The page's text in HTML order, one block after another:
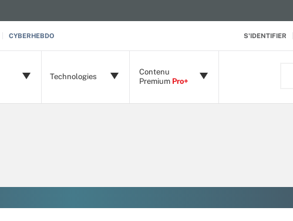
S'IDENTIFIER
CYBERHEBDO
Technologies
Contenu
Premium Pro+